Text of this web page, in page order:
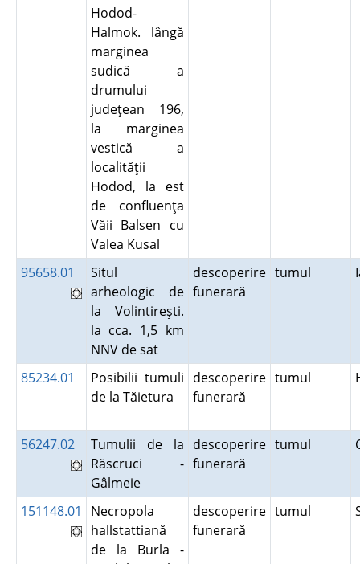
Hodod-
Halmok. lângă
marginea
sudică a
drumului
judeţean 196,
la marginea
vestică a
localităţii
Hodod, la est
de confluenţa
Văii Balsen cu
Valea Kusal
95658.01
Situl
arheologic de
la Volintireşti.
la cca. 1,5 km
NNV de sat
descoperire
funerară
tumul
85234.01
Posibilii tumuli
de la Tăietura
descoperire
funerară
tumul
56247.02
Tumulii de la
Răscruci -
Gâlmeie
descoperire
funerară
tumul
151148.01
Necropola
hallstattiană
de la Burla -
descoperire
funerară
tumul